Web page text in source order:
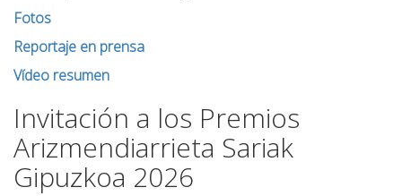
Fotos
Reportaje en prensa
Vídeo resumen
Invitación a los Premios
Arizmendiarrieta Sariak
Gipuzkoa 2026